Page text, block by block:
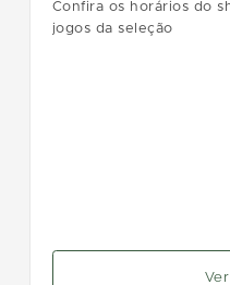
Confira os horários do
jogos da seleção